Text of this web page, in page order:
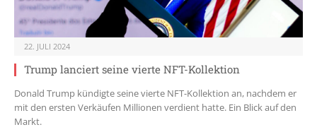
22. JULI 2024
Trump lanciert seine vierte NFT-Kollektion
Donald Trump kündigte seine vierte NFT-Kollektion an, nachdem er
mit den ersten Verkäufen Millionen verdient hatte. Ein Blick auf den
Markt.